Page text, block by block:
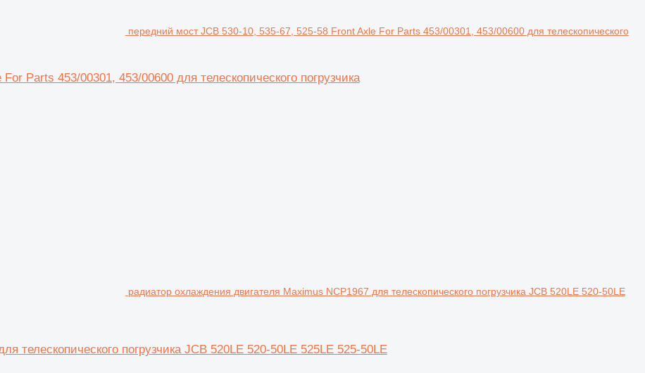
передний мост JCB 530-10, 535-67, 525-58 Front Axle For Parts 453/00301, 453/00600 для телескопического
Parts 453/00301, 453/00600 для телескопического погрузчика
радиатор охлаждения двигателя Maximus NCP1967 для телескопического погрузчика JCB 520LE 520-50LE
телескопического погрузчика JCB 520LE 520-50LE 525LE 525-50LE